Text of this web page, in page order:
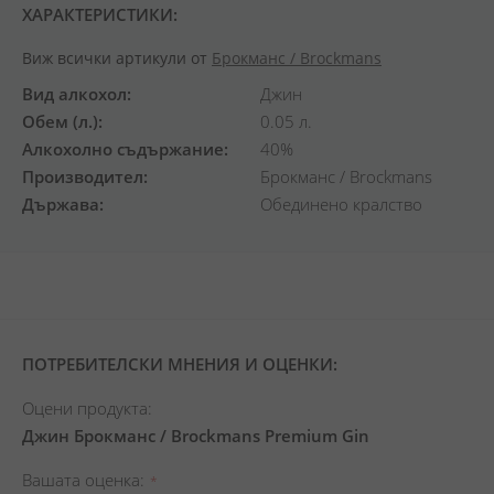
ХАРАКТЕРИСТИКИ:
Виж всички артикули от Брокманс / Brockmans
Вид алкохол
Джин
Обем (л.)
0.05 л.
Алкохолно съдържание
40%
Производител
Брокманс / Brockmans
Държава
Обединено кралство
ПОТРЕБИТЕЛСКИ МНЕНИЯ И ОЦЕНКИ:
Оцени продукта:
Джин Брокманс / Brockmans Premium Gin
Вашата оценка